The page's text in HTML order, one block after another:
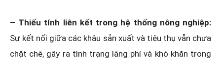
– Thiếu tính liên kết trong hệ thống nông nghiệp:
Sự kết nối giữa các khâu sản xuất và tiêu thụ vẫn chưa
chặt chẽ, gây ra tình trạng lãng phí và khó khăn trong